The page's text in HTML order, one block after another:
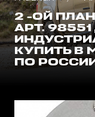
2 -ОЙ
АРТ.
КУПИТЬ В
ПО РОССИИ